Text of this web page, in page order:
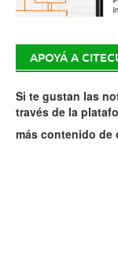
APOYÁ A
Si te gustan las
través de la
más contenido de